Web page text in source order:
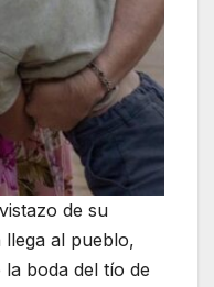
de su
llega al pueblo,
la boda del tío de